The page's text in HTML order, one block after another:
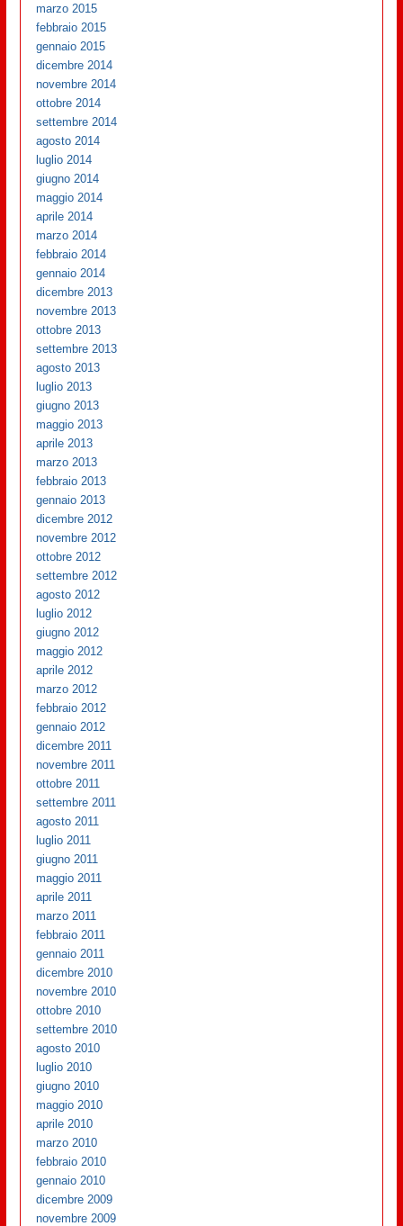
marzo 2015
febbraio 2015
gennaio 2015
dicembre 2014
novembre 2014
ottobre 2014
settembre 2014
agosto 2014
luglio 2014
giugno 2014
maggio 2014
aprile 2014
marzo 2014
febbraio 2014
gennaio 2014
dicembre 2013
novembre 2013
ottobre 2013
settembre 2013
agosto 2013
luglio 2013
giugno 2013
maggio 2013
aprile 2013
marzo 2013
febbraio 2013
gennaio 2013
dicembre 2012
novembre 2012
ottobre 2012
settembre 2012
agosto 2012
luglio 2012
giugno 2012
maggio 2012
aprile 2012
marzo 2012
febbraio 2012
gennaio 2012
dicembre 2011
novembre 2011
ottobre 2011
settembre 2011
agosto 2011
luglio 2011
giugno 2011
maggio 2011
aprile 2011
marzo 2011
febbraio 2011
gennaio 2011
dicembre 2010
novembre 2010
ottobre 2010
settembre 2010
agosto 2010
luglio 2010
giugno 2010
maggio 2010
aprile 2010
marzo 2010
febbraio 2010
gennaio 2010
dicembre 2009
novembre 2009